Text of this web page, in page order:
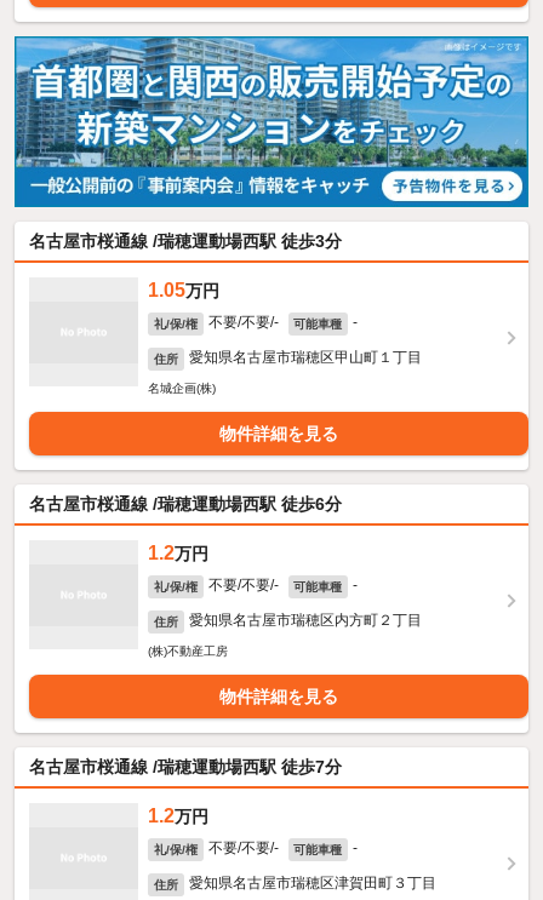
名古屋市桜通線 /瑞穂運動場西駅 徒歩3分
1.05万円
礼/保/権 不要/不要/- 可能車種 -
住所 愛知県名古屋市瑞穂区甲山町１丁目
名城企画(株)
物件詳細を見る
名古屋市桜通線 /瑞穂運動場西駅 徒歩6分
1.2万円
礼/保/権 不要/不要/- 可能車種 -
住所 愛知県名古屋市瑞穂区内方町２丁目
(株)不動産工房
物件詳細を見る
名古屋市桜通線 /瑞穂運動場西駅 徒歩7分
1.2万円
礼/保/権 不要/不要/- 可能車種 -
住所 愛知県名古屋市瑞穂区津賀田町３丁目